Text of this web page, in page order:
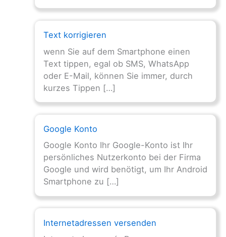
Text korrigieren
wenn Sie auf dem Smartphone einen
Text tippen, egal ob SMS, WhatsApp
oder E-Mail, können Sie immer, durch
kurzes Tippen […]
Google Konto
Google Konto Ihr Google-Konto ist Ihr
persönliches Nutzerkonto bei der Firma
Google und wird benötigt, um Ihr Android
Smartphone zu […]
Internetadressen versenden